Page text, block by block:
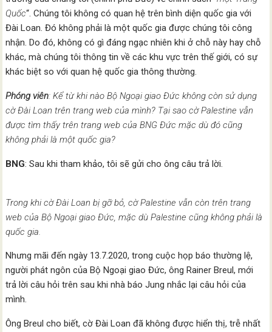
Quốc“. Chúng tôi không có quan hệ trên bình diện quốc gia với
Đài Loan. Đó không phải là một quốc gia được chúng tôi công
nhận. Do đó, không có gì đáng ngạc nhiên khi ở chỗ này hay chỗ
khác, mà chúng tôi thông tin về các khu vực trên thế giới, có sự
khác biệt so với quan hệ quốc gia thông thường.
Phóng viên: Kể từ khi nào Bộ Ngoại giao Đức không còn sử dụng
cờ Đài Loan trên trang web của mình? Tại sao cờ Palestine vẫn
được tìm thấy trên trang web của BNG Đức mặc dù đó cũng
không phải là một quốc gia?
BNG: Sau khi tham khảo, tôi sẽ gửi cho ông câu trả lời.
Trong khi cờ Đài Loan bị gỡ bỏ, cờ Palestine vẫn còn trên trang
web của Bộ Ngoại giao Đức, mặc dù Palestine cũng không phải là
quốc gia.
Nhưng mãi đến ngày 13.7.2020, trong cuộc họp báo thường lệ,
người phát ngôn của Bộ Ngoại giao Đức, ông Rainer Breul, mới
trả lời câu hỏi trên sau khi nhà báo Jung nhắc lại câu hỏi của
mình.
Ông Breul cho biết, cờ Đài Loan đã không được hiển thị, trễ nhất